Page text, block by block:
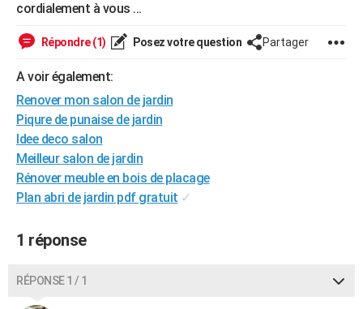
CARTE DE VOEUX
Carte de Noël
Carte Bonne année
Carte Saint-Valentin
Carte Pâques
Carte d'anniversaire
DICTIONNAIRE
Dictionnaire
Biographies
Citations
Expressions
Proverbes
PROGRAMME TV
S'inscrire
Se connecter
Lycées
Collèges
Primaires
Universités
Entreprises
Service militaire
Avis de recherche
FORUM
cordialement à vous ...
Répondre (1) Posez votre question Partager
A voir également:
Renover mon salon de jardin
Piqure de punaise de jardin
Idee deco salon
Meilleur salon de jardin
Rénover meuble en bois de placage
Plan abri de jardin pdf gratuit ✓
1 réponse
RÉPONSE 1 / 1